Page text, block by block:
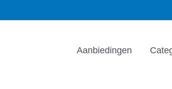
Aanbiedingen